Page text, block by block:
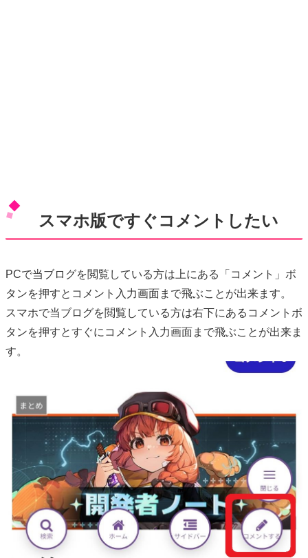
スマホ版ですぐコメントしたい
PCで当ブログを閲覧している方は上にある「コメント」ボ
タンを押すとコメント入力画面まで飛ぶことが出来ます。
スマホで当ブログを閲覧している方は右下にあるコメントボ
タンを押すとすぐにコメント入力画面まで飛ぶことが出来ま
す。